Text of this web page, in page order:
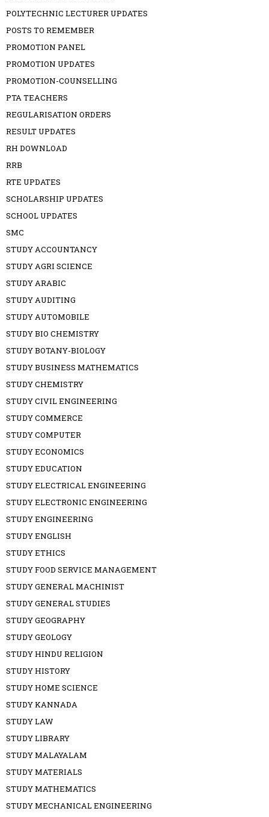
POLYTECHNIC LECTURER UPDATES
POSTS TO REMEMBER
PROMOTION PANEL
PROMOTION UPDATES
PROMOTION-COUNSELLING
PTA TEACHERS
REGULARISATION ORDERS
RESULT UPDATES
RH DOWNLOAD
RRB
RTE UPDATES
SCHOLARSHIP UPDATES
SCHOOL UPDATES
SMC
STUDY ACCOUNTANCY
STUDY AGRI SCIENCE
STUDY ARABIC
STUDY AUDITING
STUDY AUTOMOBILE
STUDY BIO CHEMISTRY
STUDY BOTANY-BIOLOGY
STUDY BUSINESS MATHEMATICS
STUDY CHEMISTRY
STUDY CIVIL ENGINEERING
STUDY COMMERCE
STUDY COMPUTER
STUDY ECONOMICS
STUDY EDUCATION
STUDY ELECTRICAL ENGINEERING
STUDY ELECTRONIC ENGINEERING
STUDY ENGINEERING
STUDY ENGLISH
STUDY ETHICS
STUDY FOOD SERVICE MANAGEMENT
STUDY GENERAL MACHINIST
STUDY GENERAL STUDIES
STUDY GEOGRAPHY
STUDY GEOLOGY
STUDY HINDU RELIGION
STUDY HISTORY
STUDY HOME SCIENCE
STUDY KANNADA
STUDY LAW
STUDY LIBRARY
STUDY MALAYALAM
STUDY MATERIALS
STUDY MATHEMATICS
STUDY MECHANICAL ENGINEERING